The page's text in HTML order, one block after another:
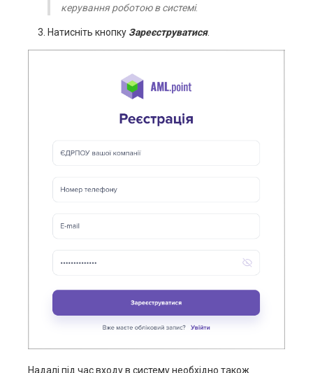
керування роботою в системі.
Натисніть кнопку Зареєструватися.
Надалі під час входу в систему необхідно також